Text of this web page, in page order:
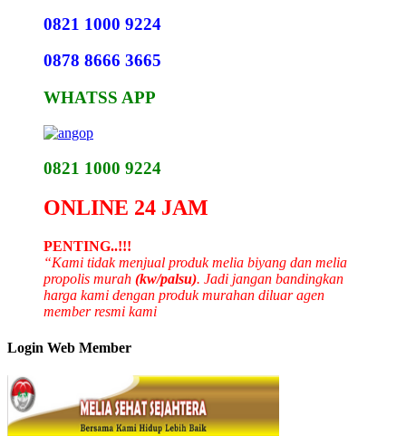
0821 1000 9224
0878 8666 3665
WHATSS APP
0821 1000 9224
ONLINE 24 JAM
PENTING..!!!
“Kami tidak menjual produk melia biyang dan melia
propolis murah (kw/palsu). Jadi jangan bandingkan
harga kami dengan produk murahan diluar agen
member resmi kami
Login Web Member